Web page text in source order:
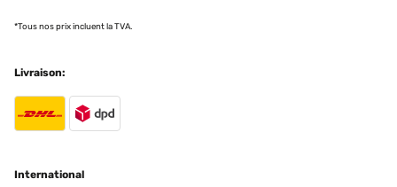
*Tous nos prix incluent la TVA.
Livraison:
International